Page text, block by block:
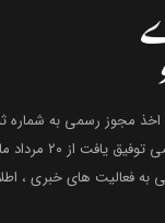
به فعالیت های خبری ،